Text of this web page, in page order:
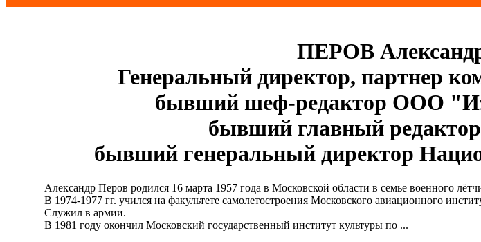
ПЕРОВ
Генеральный директор, партнер
бывший шеф-редактор ООО
бывший главный
бывший генеральный директор
Александр Перов родился 16 марта 1957 года в Московской области в семье военного
В 1974-1977 гг. учился на факультете самолетостроения Московского авиационного
Служил в армии.
В 1981 году окончил Московский государственный институт культуры по ...